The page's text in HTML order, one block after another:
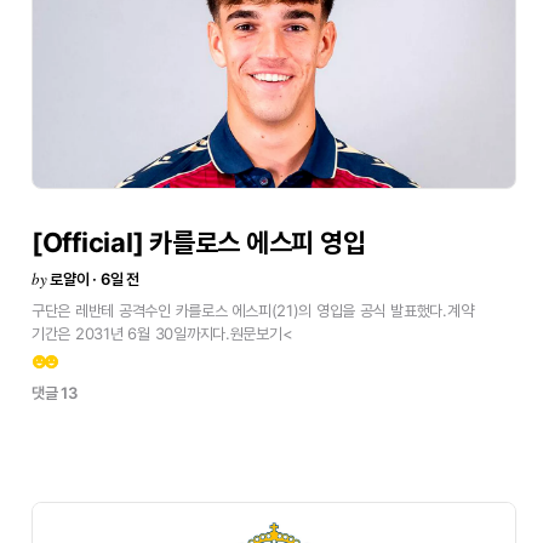
[Official] 카를로스 에스피 영입
by 로얄이 · 6일 전
구단은 레반테 공격수인 카를로스 에스피(21)의 영입을 공식 발표했다.계약
기간은 2031년 6월 30일까지다.원문보기<
emoji_emotionsemoji_emotions
댓글 13